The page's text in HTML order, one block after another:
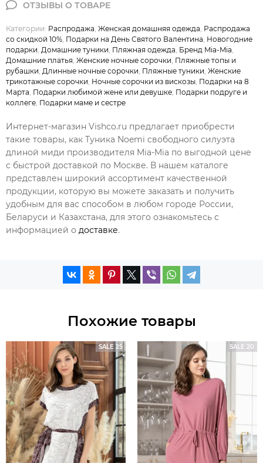
Категории: Распродажа Женская домашняя одежда Распродажа
со скидкой 10% Подарки на День Святого Валентина Новогодние
подарки Домашние туники Пляжная одежда Бренд Mia-Mia
Домашние платья Женские ночные сорочки Пляжные топы и
рубашки Длинные ночные сорочки Пляжные туники Женские
трикотажные сорочки Ночные сорочки из вискозы Подарки на 8
Марта Подарки любимой жене или девушке Подарки подруге и
коллеге Подарки маме и сестре
Интернет-магазин Vishco.ru предлагает приобрести
такие товары, как Туника Noemi свободного силуэта
длиной миди производителя Mia-Mia по выгодной цене
с быстрой доставкой по Москве. В нашем каталоге
представлен широкий ассортимент качественной
продукции, которую вы можете заказать и получить
удобным для вас способом в любом городе России,
Беларуси и Казахстана, для этого ознакомьтесь с
информацией о доставке.
Похожие товары
SALE 25 SALE 20